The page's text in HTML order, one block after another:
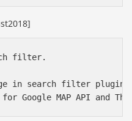
filter.
in search filter plugin.